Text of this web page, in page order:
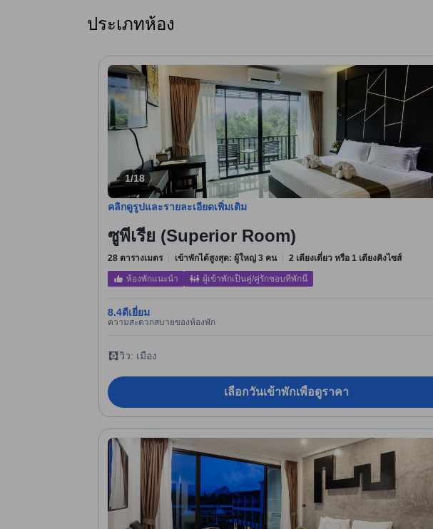
ประเภทห้อง
1/18
คลิกดูรูปและรายละเอียดเพิ่มเติม
ซูพีเรีย (Superior Room)
28 ตารางเมตร เข้าพักได้สูงสุด: ผู้ใหญ่ 3 คน 2 เตียงเดี่ยว หรือ 1 เตียงคิงไซส์
ห้องพักแนะนำ ผู้เข้าพักเป็นคู่/คู่รักชอบที่พักนี้
8.4ดีเยี่ยม
ความสะดวกสบายของห้องพัก
วิว: เมือง
เลือกวันเข้าพักเพื่อดูราคา